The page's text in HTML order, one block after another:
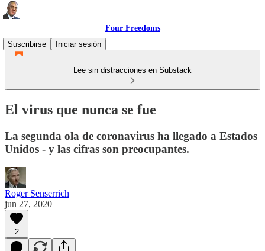
Four Freedoms
Suscribirse
Iniciar sesión
Lee sin distracciones en Substack
El virus que nunca se fue
La segunda ola de coronavirus ha llegado a Estados
Unidos - y las cifras son preocupantes.
Roger Senserrich
jun 27, 2020
2